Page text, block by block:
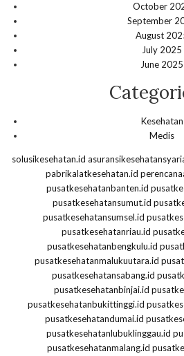
October
September
August
July 2025
June 2025
Kesehatan
Medis
solusikesehatan.id
pabrikalatkesehatan.id
pusatkesehatanbanten.id
pusatkesehatansumut.id
pusatkesehatansumsel.id
pusatkesehatanriau.id
pusatkesehatanbengkulu.id
pusatkesehatanmalukuutara.id
pusatkesehatansabang.id
pusatkesehatanbinjai.id
pusatkesehatanbukittinggi.id
pusatkesehatandumai.id
pusatkesehatanlubuklinggau.id
pusatkesehatanmalang.id